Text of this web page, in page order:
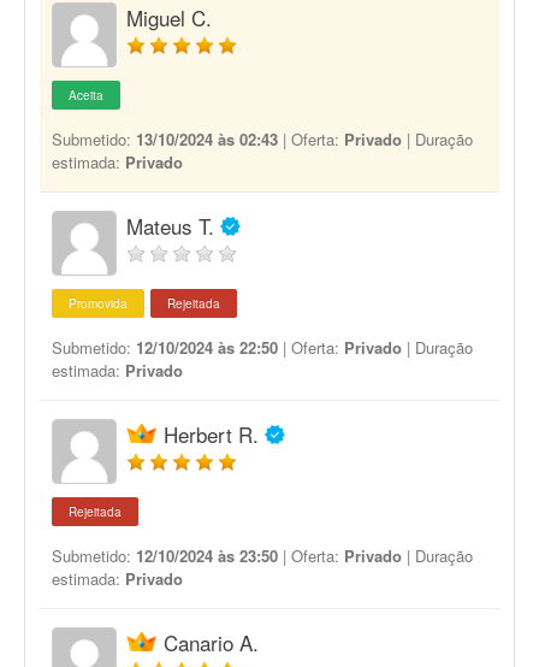
Miguel C.
Aceita
Submetido: 13/10/2024 às 02:43 | Oferta: Privado | Duração
estimada: Privado
Mateus T.
Promovida Rejeitada
Submetido: 12/10/2024 às 22:50 | Oferta: Privado | Duração
estimada: Privado
Herbert R.
Rejeitada
Submetido: 12/10/2024 às 23:50 | Oferta: Privado | Duração
estimada: Privado
Canario A.